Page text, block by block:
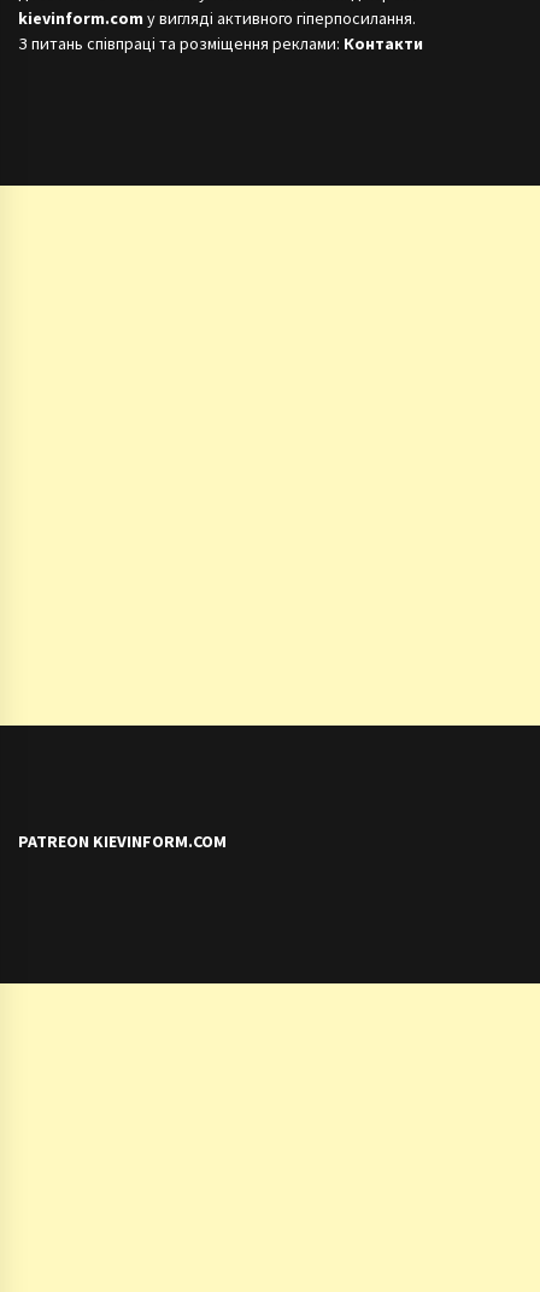
kievinform.com у вигляді активного гіперпосилання.
З питань співпраці та розміщення реклами: Контакти
PATREON KIEVINFORM.COM